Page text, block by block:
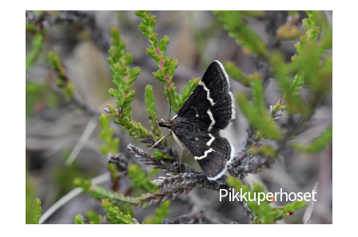
Pikkuperhoset